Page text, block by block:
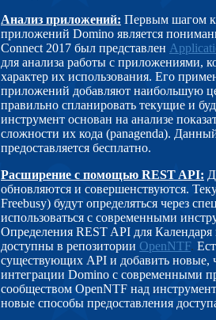
Анализ приложений: Первым шагом
приложений Domino является
Connect 2017 был представлен
для анализа работы с приложениями,
характер их использования. Его
приложений добавляют наибольшую
правильно спланировать текущие и
инструмент основан на анализе
сложности их кода (panagenda).
предоставляется бесплатно.
Расширение с помощью REST API:
обновляются и совершенствуются.
Freebusy) будут определяться через
использоваться с современными
Определения REST API для
доступны в репозитории OpenNTF.
существующих API и добавить новые,
интеграции Domino с современными
сообществом OpenNTF над
новые способы предоставления